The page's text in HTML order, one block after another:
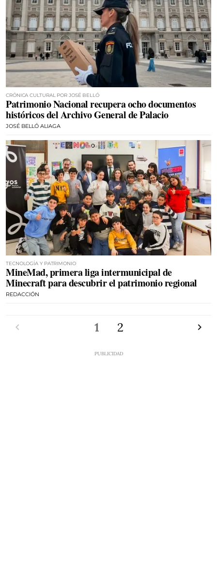
CRÓNICA CULTURAL POR JOSÉ BELLÓ
Patrimonio Nacional recupera ocho documentos
históricos del Archivo General de Palacio
JOSÉ BELLÓ ALIAGA
TECNOLOGÍA Y PATRIMONIO
MineMad, primera liga intermunicipal de
Minecraft para descubrir el patrimonio regional
REDACCIÓN
1 2